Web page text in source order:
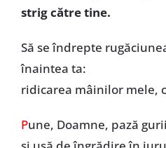
strig către tine.
Să se îndrepte
înaintea ta:
ridicarea mâinilor mele,
Pune, Doamne, pază